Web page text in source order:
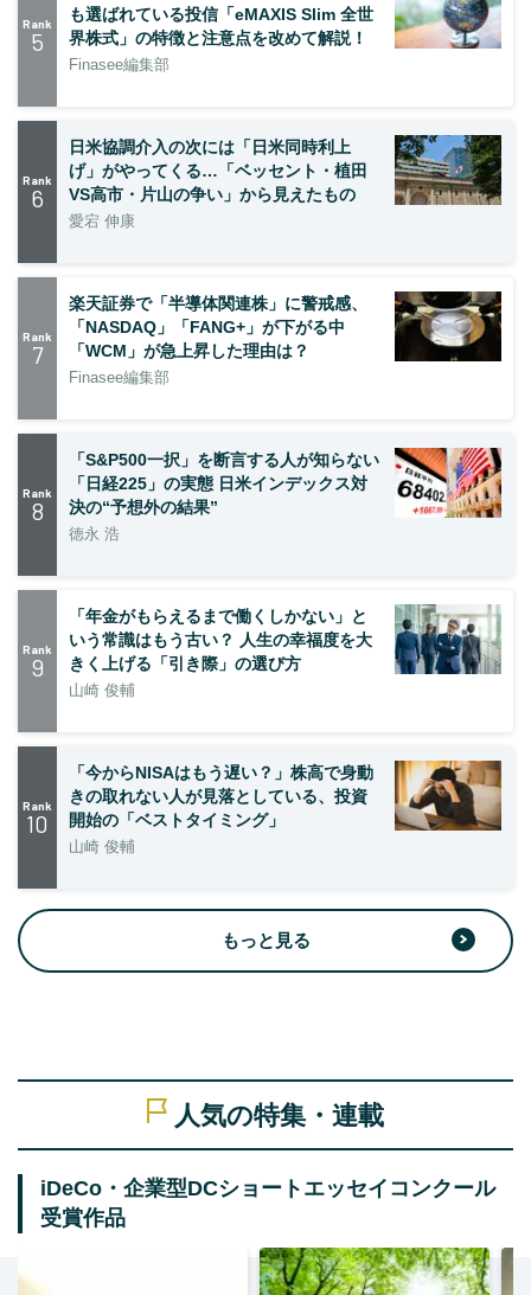
Rank
5
も選ばれている投信「eMAXIS Slim 全世
界株式」の特徴と注意点を改めて解説！
Finasee編集部
Rank
6
日米協調介入の次には「日米同時利上
げ」がやってくる…「ベッセント・植田
VS高市・片山の争い」から見えたもの
愛宕 伸康
Rank
7
楽天証券で「半導体関連株」に警戒感、
「NASDAQ」「FANG+」が下がる中
「WCM」が急上昇した理由は？
Finasee編集部
Rank
8
「S&P500一択」を断言する人が知らない
「日経225」の実態 日米インデックス対
決の“予想外の結果”
徳永 浩
Rank
9
「年金がもらえるまで働くしかない」と
いう常識はもう古い？ 人生の幸福度を大
きく上げる「引き際」の選び方
山崎 俊輔
Rank
10
「今からNISAはもう遅い？」株高で身動
きの取れない人が見落としている、投資
開始の「ベストタイミング」
山崎 俊輔
もっと見る
人気の特集・連載
iDeCo・企業型DCショートエッセイコンクール
受賞作品